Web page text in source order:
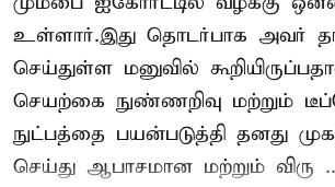
உள்ளார்.இது தொடர்பாக அவர்
செய்துள்ள மனுவில்
செயற்கை நுண்ணறிவு மற்றும்
நுட்பத்தை பயன்படுத்தி தனது
செய்து ஆபாசமான மற்றும் விரு